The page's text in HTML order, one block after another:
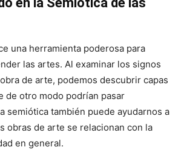
una herramienta poderosa para
las artes. Al examinar los signos
de arte, podemos descubrir capas
de otro modo podrían pasar
semiótica también puede ayudarnos a
obras de arte se relacionan con la
en general.